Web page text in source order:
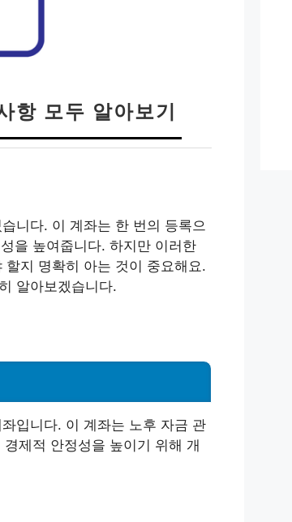
항 모두 알아보기
니다. 이 계좌는 한 번의 등록으
을 높여줍니다. 하지만 이러한
지 명확히 아는 것이 중요해요.
알아보겠습니다.
입니다. 이 계좌는 노후 자금 관
제적 안정성을 높이기 위해 개